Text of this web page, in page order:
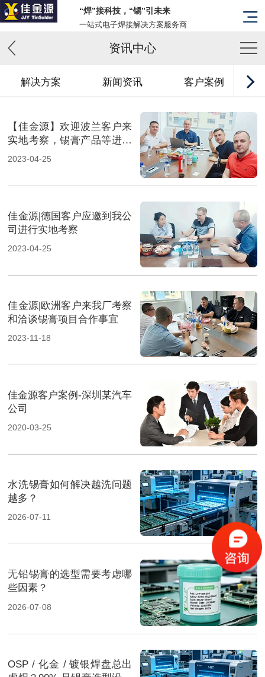
“焊”接科技，“锡”引未来
一站式电子焊接解决方案服务商
资讯中心
解决方案 新闻资讯 客户案例
【佳金源】欢迎波兰客户来
实地考察，锡膏产品等进一
步打入国际市场！_副本
2023-04-25
佳金源|德国客户应邀到我公
司进行实地考察
2023-04-25
佳金源|欧洲客户来我厂考察
和洽谈锡膏项目合作事宜
2023-11-18
佳金源客户案例-深圳某汽车
公司
2020-03-25
水洗锡膏如何解决越洗问题
越多？
2026-07-11
无铅锡膏的选型需要考虑哪
些因素？
2026-07-08
OSP / 化金 / 镀银焊盘总出